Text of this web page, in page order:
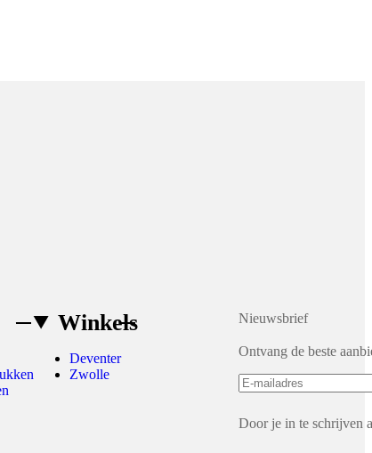
Winkels
Deventer
Zwolle
Nieuwsbrief
Ontvang de beste
Door je in te schrijven